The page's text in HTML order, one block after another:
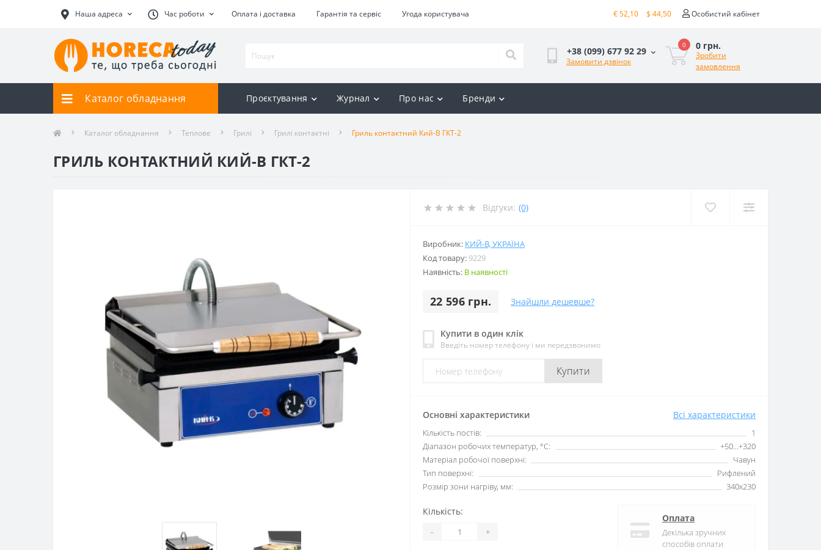
Наша адреса Час роботи Оплата і доставка Гарантія та сервіс Угода користувача € 52,10 $ 44,50 Особистий кабінет
+38 (099) 677 92 29
Замовити дзвінок
0 0 грн.
Зробити
замовлення
Каталог обладнання Проєктування Журнал Про нас Бренди
Каталог обладнання Теплове Грилі Грилі контактні Гриль контактний Кий-В ГКТ-2
ГРИЛЬ КОНТАКТНИЙ КИЙ-В ГКТ-2
Відгуки: (0)
Виробник: КИЙ-В, УКРАЇНА
Код товару: 9229
Наявність: В наявності
22 596 грн. Знайшли дешевше?
Купити в один клік
Введіть номер телефону і ми передзвонимо
Купити
Основні характеристики Всі характеристики
Кількість постів:
1
Діапазон робочих температур, °C:
+50...+320
Матеріал робочої поверхні:
Чавун
Тип поверхні:
Рифлений
Розмір зони нагріву, мм:
340x230
Кількість:
- +
Оплата
Декілька зручних
способів оплати